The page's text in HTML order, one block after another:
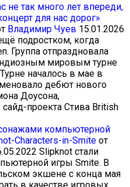
не так много лет впереди,
для нас дорог»
Владимир Чуев 15.01.2026
подростком, когда
Группа отпраздновала
мировым турне
началось в мае в
дебют нового
Доусона,
проекта Стива British
компьютерной
от
Slipknot стали
игры Smite. В
экшене с конца мая